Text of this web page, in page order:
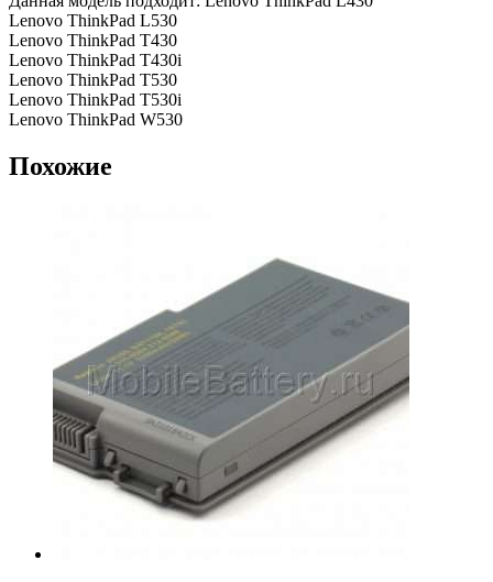
Lenovo ThinkPad L530
Lenovo ThinkPad T430
Lenovo ThinkPad T430i
Lenovo ThinkPad T530
Lenovo ThinkPad T530i
Lenovo ThinkPad W530
Похожие